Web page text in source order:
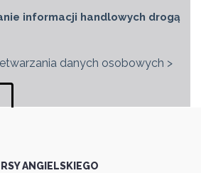
informacji handlowych drogą
danych osobowych >
ANGIELSKIEGO